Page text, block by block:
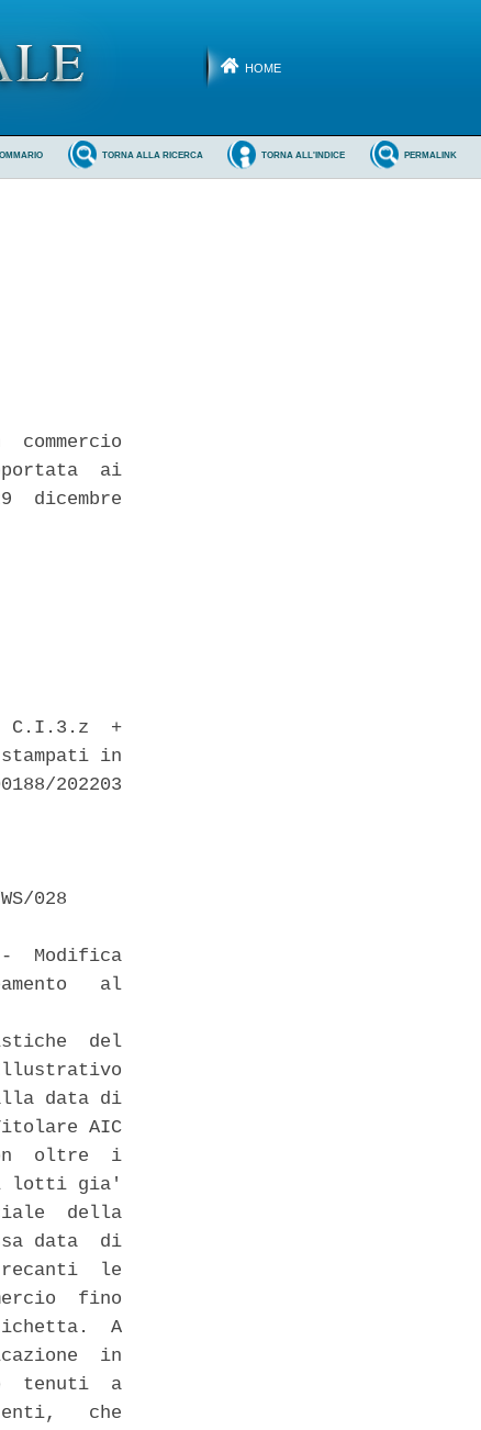
HOME
PERMALINK
TORNA ALL'INDICE
TORNA ALLA RICERCA
ai
dicembre
C.I.3.z  +
in
202203
028
Modifica
al
del
data di
AIC
oltre  i
i lotti gia'
della
data  di
recanti  le
fino
A
in
tenuti  a
che